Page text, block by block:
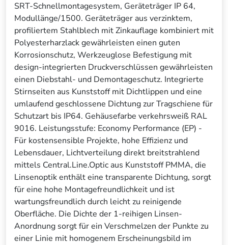
SRT-Schnellmontagesystem, Geräteträger IP 64,
Modullänge/1500. Geräteträger aus verzinktem,
profiliertem Stahlblech mit Zinkauflage kombiniert mit
Polyesterharzlack gewährleisten einen guten
Korrosionschutz, Werkzeuglose Befestigung mit
design-integrierten Druckverschlüssen gewährleisten
einen Diebstahl- und Demontageschutz. Integrierte
Stirnseiten aus Kunststoff mit Dichtlippen und eine
umlaufend geschlossene Dichtung zur Tragschiene für
Schutzart bis IP64. Gehäusefarbe verkehrsweiß RAL
9016. Leistungsstufe: Economy Performance (EP) -
Für kostensensible Projekte, hohe Effizienz und
Lebensdauer, Lichtverteilung direkt breitstrahlend
mittels Central.Line.Optic aus Kunststoff PMMA, die
Linsenoptik enthält eine transparente Dichtung, sorgt
für eine hohe Montagefreundlichkeit und ist
wartungsfreundlich durch leicht zu reinigende
Oberfläche. Die Dichte der 1-reihigen Linsen-
Anordnung sorgt für ein Verschmelzen der Punkte zu
einer Linie mit homogenem Erscheinungsbild im